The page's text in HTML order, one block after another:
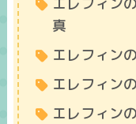
真
エレフィン
エレフィン
エレフィン